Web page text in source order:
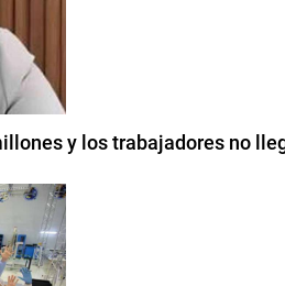
y los trabajadores no